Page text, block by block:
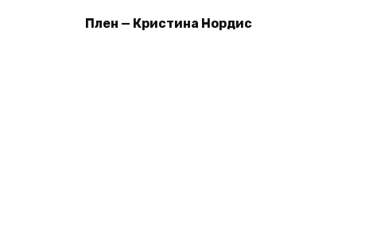
Плен — Кристина Нордис